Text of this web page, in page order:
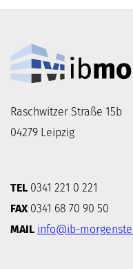
Raschwitzer Straße 15b
04279 Leipzig
TEL 0341 221 0 221
FAX0341 68 70 90 50
MAIL info@ib-